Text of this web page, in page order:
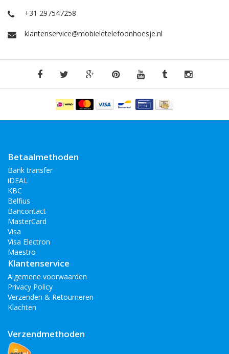
dan vandaag verzonden, morgen in huis. Ook heeft u recht op
Webshop van de nieuwste mobieltelefoonhoesjes. Wij hebben
accessoires. Onze producten zijn hoog kwaliteit en direct uit
voorraad leverbaar.
Bekijk ook:
Huawei P10 Plus
Huawei Mate 20 Pro
Huawei P10 Lite
+31 297547258
klantenservice@mobieletelefoonhoesje.nl
Betaalmethoden
Bank transfer
iDEAL
KBC
Belfius
Bancontact
MasterCard
Visa
Visa Electron
Maestro
Klantenservice
Algemene voorwaarden
Privacy Policy
Verzenden & Retourneren
Klachten
Verzendmethoden